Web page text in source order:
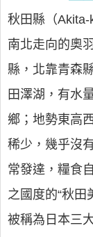
秋田縣（
南北走向的奧
縣，北靠青森
田澤湖，有水
鄉；地勢東高
稀少，幾乎沒
常發達，糧食
之國度的“秋田
被稱為日本三